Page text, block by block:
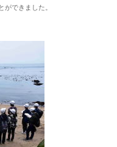
ができました。